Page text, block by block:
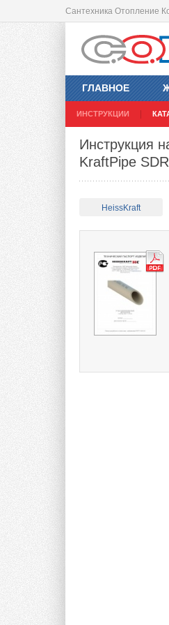
Сантехника Отопление
ГЛАВНОЕ
ИНСТРУКЦИИ
Инструкция
KraftPipe
HeissKraft